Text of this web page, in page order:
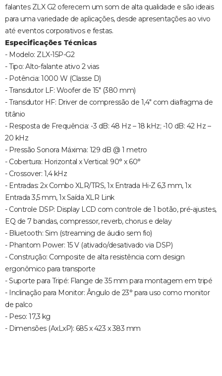
falantes ZLX G2 oferecem um som de alta qualidade e são ideais
para uma variedade de aplicações, desde apresentações ao vivo
até eventos corporativos e festas.
Especificações Técnicas
- Modelo: ZLX-15P-G2
- Tipo: Alto-falante ativo 2 vias
- Potência: 1000 W (Classe D)
- Transdutor LF: Woofer de 15" (380 mm)
- Transdutor HF: Driver de compressão de 1,4" com diafragma de
titânio
- Resposta de Frequência: -3 dB: 48 Hz – 18 kHz; -10 dB: 42 Hz –
20 kHz
- Pressão Sonora Máxima: 129 dB @ 1 metro
- Cobertura: Horizontal x Vertical: 90° x 60°
- Crossover: 1,4 kHz
- Entradas: 2x Combo XLR/TRS, 1x Entrada Hi-Z 6,3 mm, 1x
Entrada 3,5 mm, 1x Saída XLR Link
- Controle DSP: Display LCD com controle de 1 botão, pré-ajustes,
EQ de 7 bandas, compressor, reverb, chorus e delay
- Bluetooth: Sim (streaming de áudio sem fio)
- Phantom Power: 15 V (ativado/desativado via DSP)
- Construção: Composite de alta resistência com design
ergonômico para transporte
- Suporte para Tripé: Flange de 35 mm para montagem em tripé
- Inclinação para Monitor: Ângulo de 23° para uso como monitor
de palco
- Peso: 17,3 kg
- Dimensões (AxLxP): 685 x 423 x 383 mm